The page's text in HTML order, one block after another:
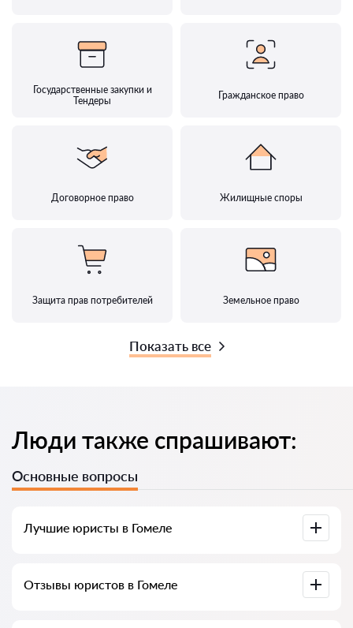
Государственные закупки и
Тендеры
Гражданское право
Договорное право Жилищные споры
Защита прав потребителей Земельное право
Показать все
Люди также спрашивают:
Основные вопросы
Лучшие юристы в Гомеле
информацией. Цены, отзывы, номер телефона и адрес.
Отзывы юристов в Гомеле